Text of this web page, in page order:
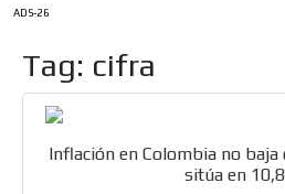
ADS-26
Tag: cifra
Inflación en Colombia no
sitúa en